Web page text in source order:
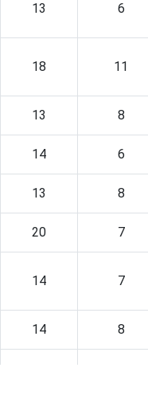
13 6
18 11
13 8
14 6
13 8
20 7
14 7
14 8